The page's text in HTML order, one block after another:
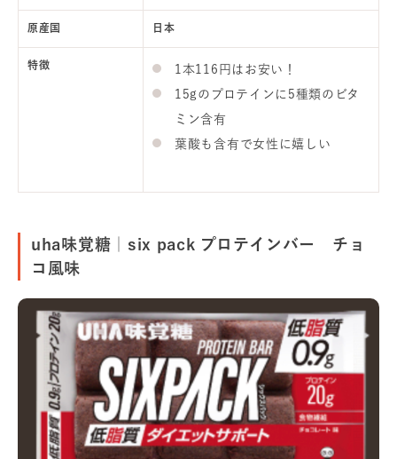
原産国 日本
特徴
1本116円はお安い！
15gのプロテインに5種類のビタ
ミン含有
葉酸も含有で女性に嬉しい
uha味覚糖｜six pack プロテインバー チョ
コ風味